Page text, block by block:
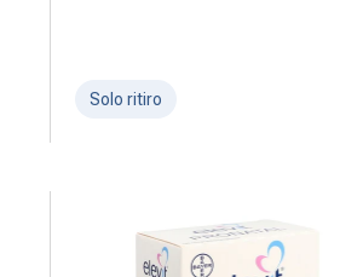
Solo ritiro